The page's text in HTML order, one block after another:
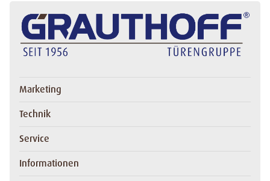
Marketing
Technik
Service
Informationen